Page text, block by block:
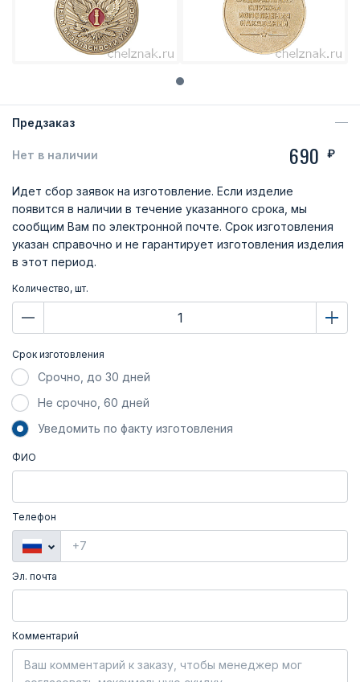
Предзаказ
Нет в наличии 690 ₽
Идет сбор заявок на изготовление. Если изделие
появится в наличии в течение указанного срока, мы
сообщим Вам по электронной почте. Срок изготовления
указан справочно и не гарантирует изготовления изделия
в этот период.
Количество, шт.
Срок изготовления
Срочно, до 30 дней
Не срочно, 60 дней
Уведомить по факту изготовления
ФИО
Телефон
Эл. почта
Комментарий